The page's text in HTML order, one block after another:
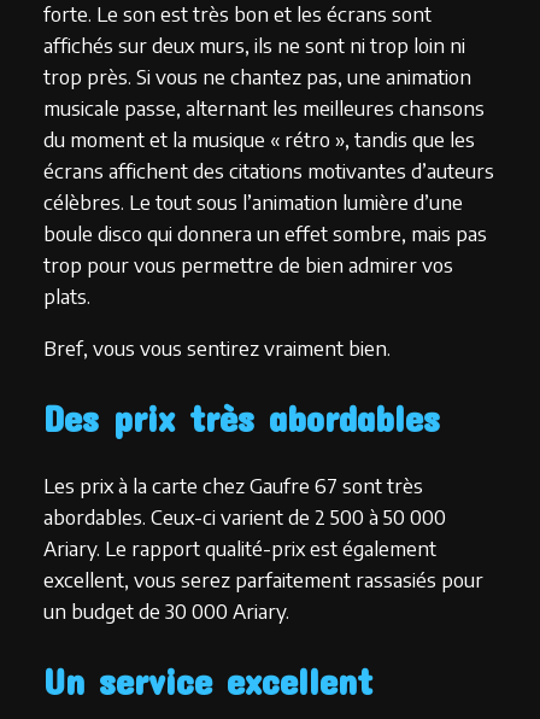
forte. Le son est très bon et les écrans sont
affichés sur deux murs, ils ne sont ni trop loin ni
trop près. Si vous ne chantez pas, une animation
musicale passe, alternant les meilleures chansons
du moment et la musique « rétro », tandis que les
écrans affichent des citations motivantes d’auteurs
célèbres. Le tout sous l’animation lumière d’une
boule disco qui donnera un effet sombre, mais pas
trop pour vous permettre de bien admirer vos
plats.
Bref, vous vous sentirez vraiment bien.
Des prix très abordables
Les prix à la carte chez Gaufre 67 sont très
abordables. Ceux-ci varient de 2 500 à 50 000
Ariary. Le rapport qualité-prix est également
excellent, vous serez parfaitement rassasiés pour
un budget de 30 000 Ariary.
Un service excellent